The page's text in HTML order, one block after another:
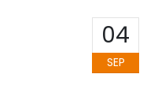
04
SEP